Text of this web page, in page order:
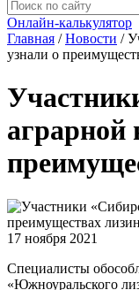
Онлайн-калькулятор
Главная / Новости /
узнали о
аграрной
17 ноября 2021
Специалисты
«Южноуральского